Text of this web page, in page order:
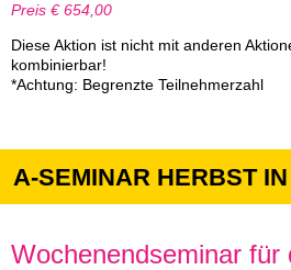
Preis € 654,00
Diese Aktion ist nicht mit anderen
kombinierbar!
*Achtung: Begrenzte Teilnehmerzahl
A-SEMINAR HERBST
Wochenendseminar für